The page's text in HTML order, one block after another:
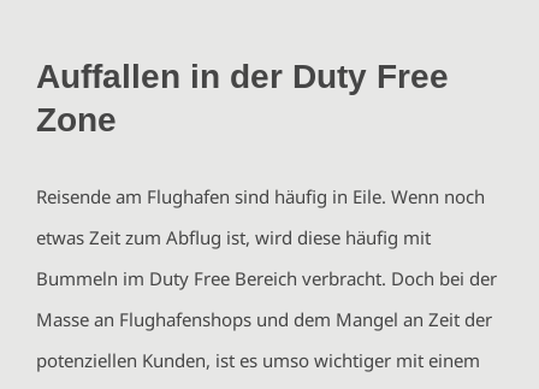
Auffallen in der Duty Free
Zone
Reisende am Flughafen sind häufig in Eile. Wenn noch
etwas Zeit zum Abflug ist, wird diese häufig mit
Bummeln im Duty Free Bereich verbracht. Doch bei der
Masse an Flughafenshops und dem Mangel an Zeit der
potenziellen Kunden, ist es umso wichtiger mit einem